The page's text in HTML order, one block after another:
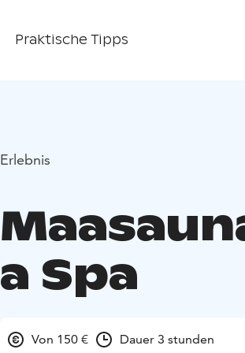
Praktische Tipps
Erlebnis
a Spa
Von 150 € Dauer 3 stunden